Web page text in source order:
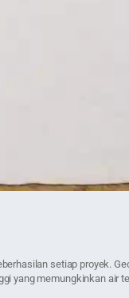
setiap proyek.
yang memungkinkan air